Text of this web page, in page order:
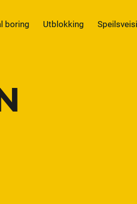
boring Utblokking